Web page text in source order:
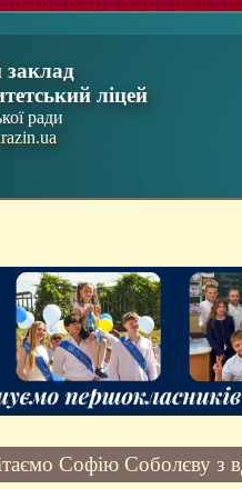
ліцей
ради
Софію Соболєву з